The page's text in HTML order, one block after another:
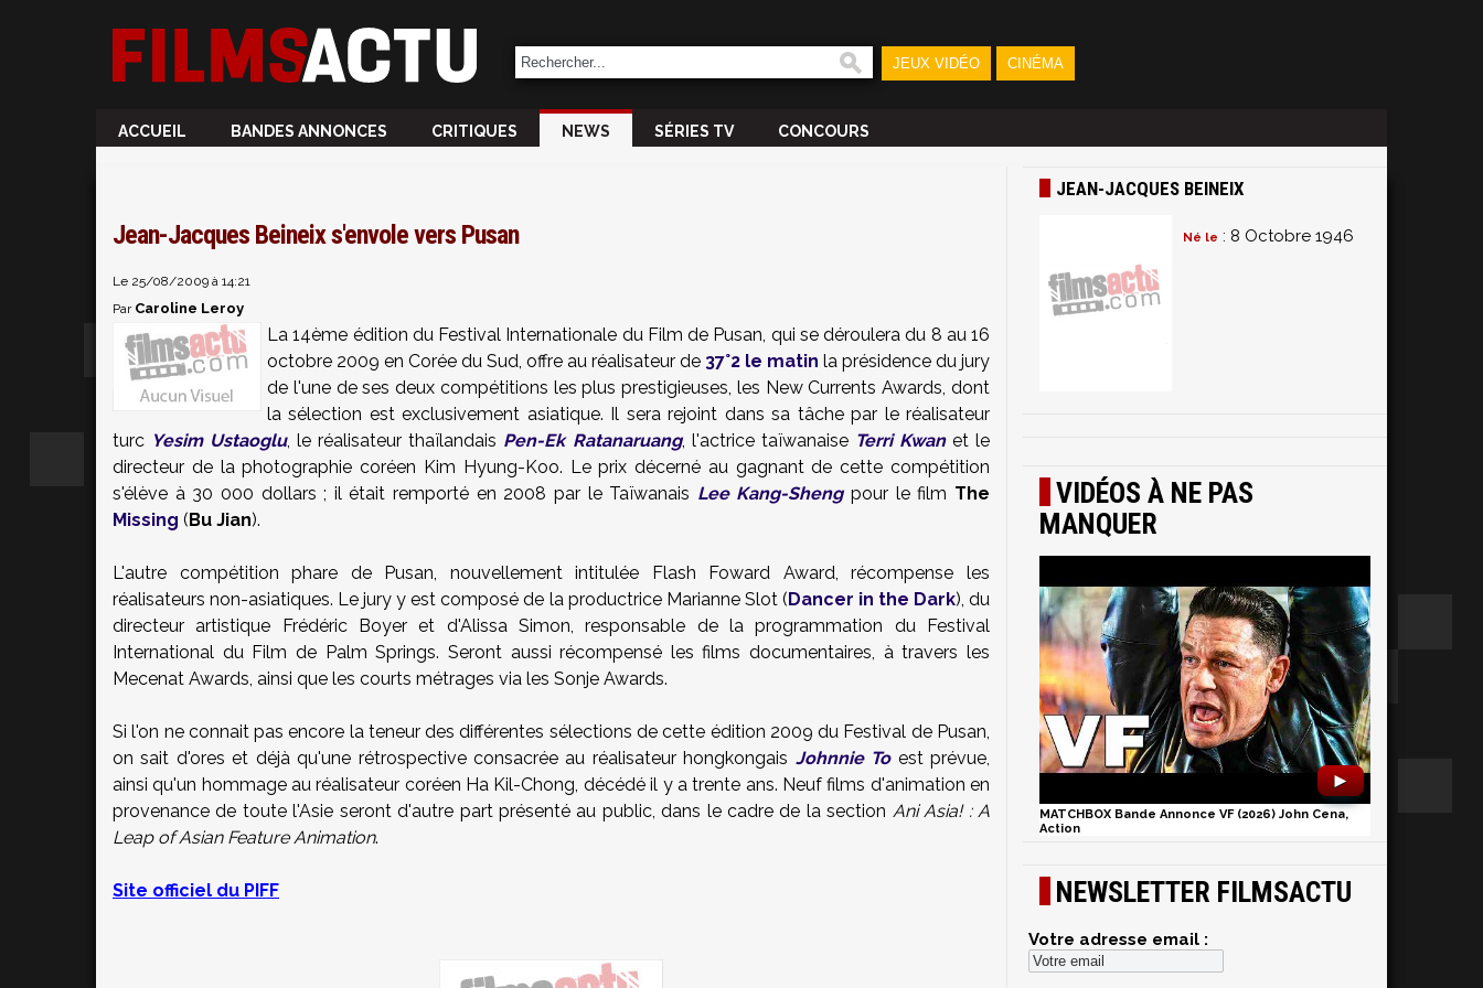
JEUX VIDÉO CINÉMA
ACCUEIL BANDES ANNONCES CRITIQUES NEWS SÉRIES TV CONCOURS
Jean-Jacques Beineix s'envole vers Pusan
Le 25/08/2009 à 14:21
Par Caroline Leroy
La 14ème édition du Festival Internationale du Film de Pusan, qui se déroulera du 8 au 16
octobre 2009 en Corée du Sud, offre au réalisateur de 37°2 le matin la présidence du jury
de l'une de ses deux compétitions les plus prestigieuses, les New Currents Awards, dont
la sélection est exclusivement asiatique. Il sera rejoint dans sa tâche par le réalisateur
turc Yesim Ustaoglu, le réalisateur thaïlandais Pen-Ek Ratanaruang, l'actrice taïwanaise Terri Kwanet le
directeur de la photographie coréen Kim Hyung-Koo. Le prix décerné au gagnant de cette compétition
s'élève à 30 000 dollars ; il était remporté en 2008 par le Taïwanais Lee Kang-Shengpour le film The
Missing (Bu Jian).
L'autre compétition phare de Pusan, nouvellement intitulée Flash Foward Award, récompense les
réalisateurs non-asiatiques. Le jury y est composé de la productrice Marianne Slot (Dancer in the Dark), du
directeur artistique Frédéric Boyer et d'Alissa Simon, responsable de la programmation du Festival
International du Film de Palm Springs. Seront aussi récompensé les films documentaires, à travers les
Mecenat Awards, ainsi que les courts métrages via les Sonje Awards.
Si l'on ne connait pas encore la teneur des différentes sélections de cette édition 2009 du Festival de Pusan,
on sait d'ores et déjà qu'une rétrospective consacrée au réalisateur hongkongais Johnnie Toest prévue,
ainsi qu'un hommage au réalisateur coréen Ha Kil-Chong, décédé il y a trente ans. Neuf films d'animation en
provenance de toute l'Asie seront d'autre part présenté au public, dans le cadre de la section Ani Asia! : A
Leap of Asian Feature Animation.
Site officiel du PIFF
JEAN-JACQUES BEINEIX
Né le : 8 Octobre 1946
VIDÉOS À NE PAS
MANQUER
►
MATCHBOX Bande Annonce VF (2026) John Cena,
Action
NEWSLETTER FILMSACTU
Votre adresse email :